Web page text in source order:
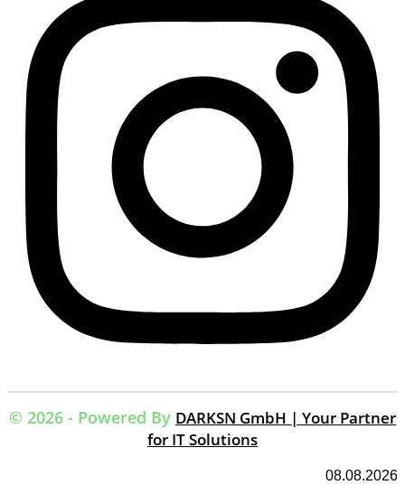
© 2026 - Powered By DARKSN GmbH | Your Partner
for IT Solutions
08.08.2026